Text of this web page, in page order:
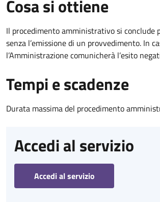
Cosa si ottiene
Il procedimento amministrativo si conclude
senza l’emissione di un provvedimento. In
l’Amministrazione comunicherà l’esito
Tempi e scadenze
Durata massima del procedimento
Accedi al servizio
Accedi al servizio